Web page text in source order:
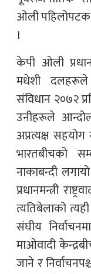
ओली पहिलोपटक
।
केपी ओली
मधेशी दलहरूले
संविधान २०७२
उनीहरूले
अप्रत्यक्ष
भारतबीचको
नाकाबन्दी
प्रधानमन्त्री
त्यतिबेलाको
संघीय
माओवादी
जाने र